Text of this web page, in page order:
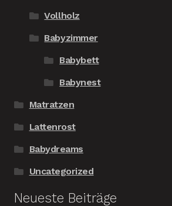
Vollholz
Babyzimmer
Babybett
Babynest
Matratzen
Lattenrost
Babydreams
Uncategorized
Neueste Beiträge